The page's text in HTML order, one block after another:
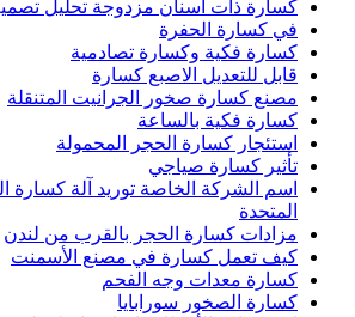
كسارة ذات أسنان مزدوجة تحليل
في كسارة الحفرة
كسارة فكية وكسارة تصادمية
قابل للتعديل الاصبع كسارة
مصنع كسارة صخور الجرانيت المتنقلة
كسارة فكية بالساعة
استئجار كسارة الحجر المحمولة
تأثير كسارة صياجي
اسم الشركة الخاصة توريد آلة كسارة
المتحدة
مزادات كسارة الحجر بالقرب من لندن
كيف تعمل كسارة في مصنع الأسمنت
كسارة معدات وجه الفحم
كسارة الصخور سورابايا